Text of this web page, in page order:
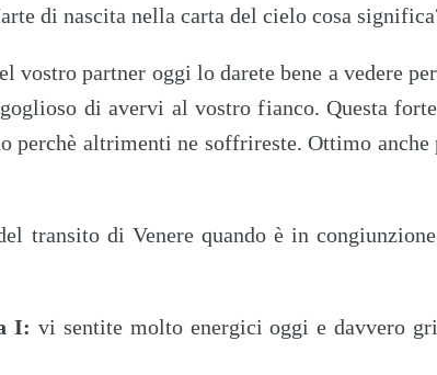
di nascita nella carta del cielo cosa
vostro partner oggi lo darete bene a vedere
di avervi al vostro fianco. Questa
perchè altrimenti ne soffrireste. Ottimo
transito di Venere quando è in
I: vi sentite molto energici oggi e davvero